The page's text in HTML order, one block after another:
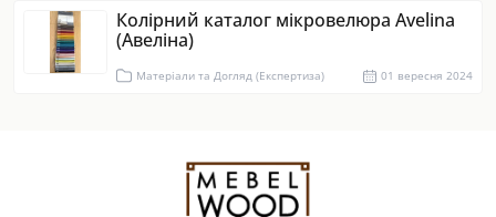
Колірний каталог мікровелюра Avelina
(Авеліна)
Матеріали та Догляд (Експертиза) 01 вересня 2024